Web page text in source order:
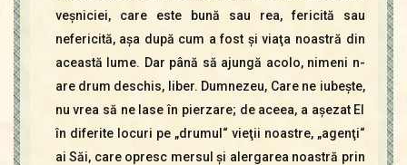
veşniciei, care este bună sau rea, fericită sau
nefericită, aşa după cum a fost şi viaţa noastră din
această lume. Dar până să ajungă acolo, nimeni n-
are drum deschis, liber. Dumnezeu, Care ne iubeşte,
nu vrea să ne lase în pierzare; de aceea, a aşezat El
în diferite locuri pe „drumul“ vieţii noastre, „agenţi“
ai Săi, care opresc mersul şi alergarea noastră prin